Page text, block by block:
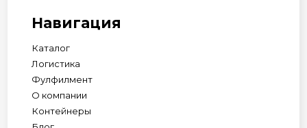
Навигация
Каталог
Логистика
Фулфилмент
О компании
Контейнеры